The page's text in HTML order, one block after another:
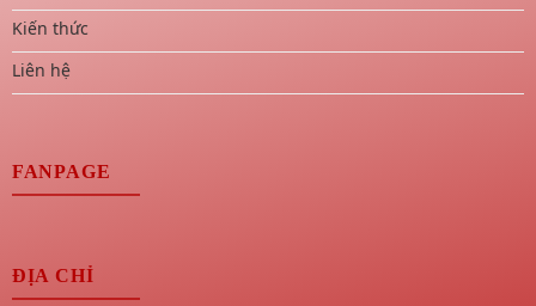
Kiến thức
Liên hệ
FANPAGE
ĐỊA CHỈ